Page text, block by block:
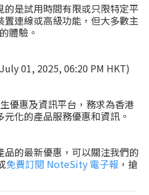
是試用時間有限或只限特定平
連線或高級功能，但大多數主
體驗。
01, 2025, 06:20 PM HKT)
優惠及資訊平台，務求為香港
化的產品服務優惠和資訊。
的最新優惠，可以關注我們的
免費訂閱 NoteSity 電子報 ，搶